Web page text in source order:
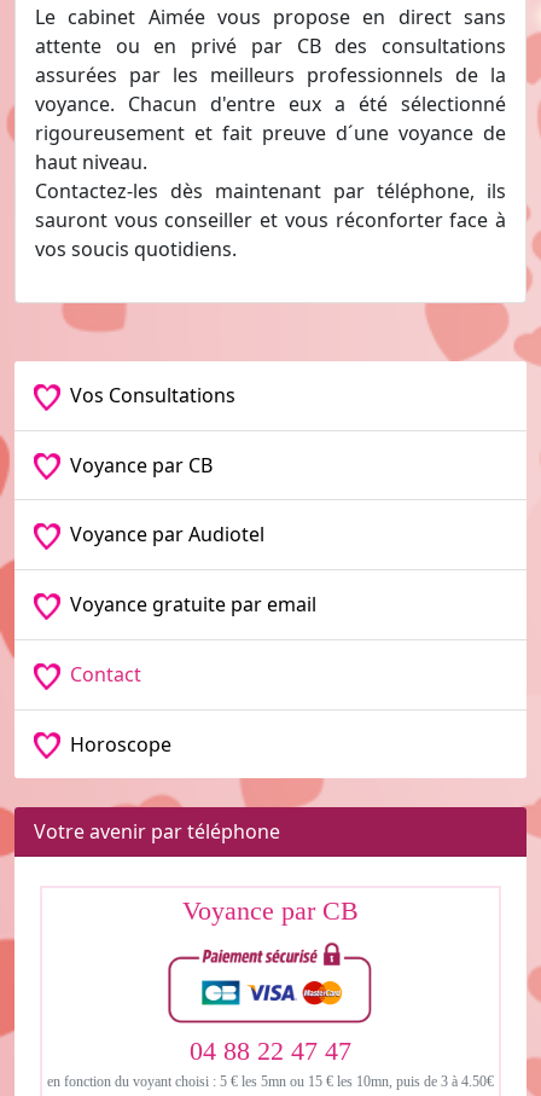
Le cabinet Aimée vous propose en direct sans
attente ou en privé par CB des consultations
assurées par les meilleurs professionnels de la
voyance. Chacun d'entre eux a été sélectionné
rigoureusement et fait preuve d´une voyance de
haut niveau.
Contactez-les dès maintenant par téléphone, ils
sauront vous conseiller et vous réconforter face à
vos soucis quotidiens.
Vos Consultations
Voyance par CB
Voyance par Audiotel
Voyance gratuite par email
Contact
Horoscope
Votre avenir par téléphone
Voyance par CB
04 88 22 47 47
en fonction du voyant choisi : 5 € les 5mn ou 15 € les 10mn, puis de 3 à 4.50€